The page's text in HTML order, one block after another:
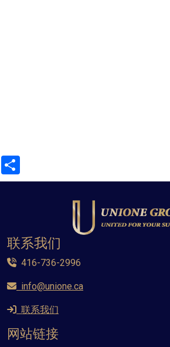
联系我们
416-736-2996
info@unione.ca
联系我们
网站链接